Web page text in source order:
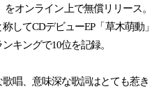
をオンライン上で無償リリース。
してCDデビューEP「草木萌動」
キングで10位を記録。
唱、意味深な歌詞はとても惹き